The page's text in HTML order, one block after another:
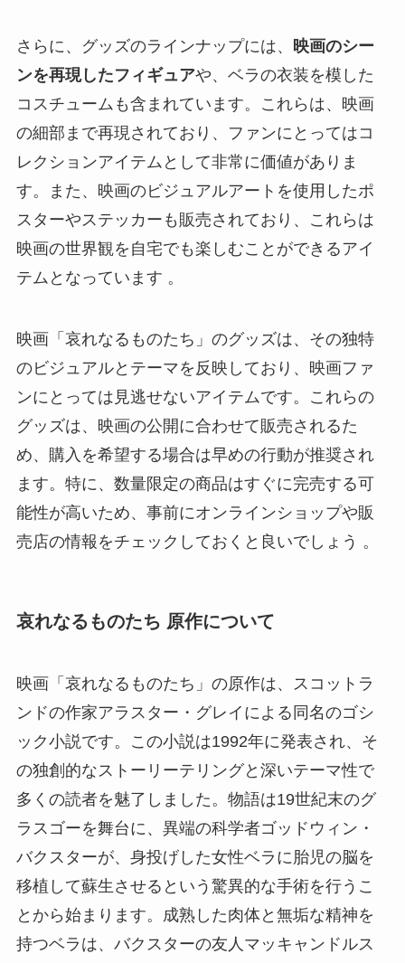
さらに、グッズのラインナップには、
映画のシー
ンを再現したフィギュアや、ベラの衣装を模した
コスチュームも含まれています。これらは、映画
の細部まで再現されており、ファンにとってはコ
レクションアイテムとして非常に価値がありま
す。また、映画のビジュアルアートを使用したポ
スターやステッカーも販売されており、これらは
映画の世界観を自宅でも楽しむことができるアイ
テムとなっています 。
映画「哀れなるものたち」のグッズは、その独特
のビジュアルとテーマを反映しており、映画ファ
ンにとっては見逃せないアイテムです。これらの
グッズは、映画の公開に合わせて販売されるた
め、購入を希望する場合は早めの行動が推奨され
ます。特に、数量限定の商品はすぐに完売する可
能性が高いため、事前にオンラインショップや販
売店の情報をチェックしておくと良いでしょう 。
哀れなるものたち 原作について
映画「哀れなるものたち」の原作は、スコットラ
ンドの作家アラスター・グレイによる同名のゴシ
ック小説です。この小説は1992年に発表され、そ
の独創的なストーリーテリングと深いテーマ性で
多くの読者を魅了しました。物語は19世紀末のグ
ラスゴーを舞台に、異端の科学者ゴッドウィン・
バクスターが、身投げした女性ベラに胎児の脳を
移植して蘇生させるという驚異的な手術を行うこ
とから始まります。成熟した肉体と無垢な精神を
持つベラは、バクスターの友人マッキャンドルス